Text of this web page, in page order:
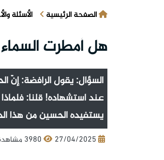
الصفحة الرئيسية الأسئلة
هل أمطرت
السؤال: يقول الرافضة: إنّ
عند استشهاده! قلنا:
يستفيده الحسين من هذا
27/04/2025 3980 مشاهدة